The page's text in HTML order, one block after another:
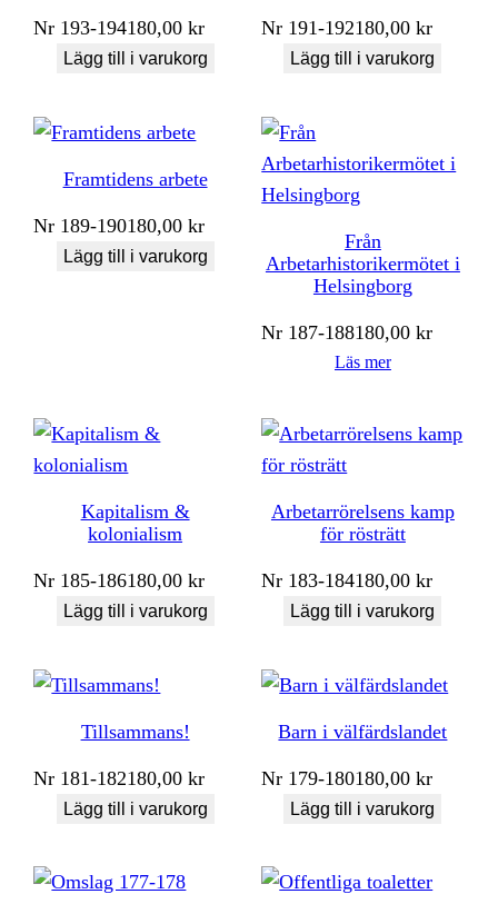
Nr 193-194180,00kr
Lägg till i varukorg
Nr 191-192180,00kr
Lägg till i varukorg
Framtidens arbete
Nr 189-190180,00kr
Lägg till i varukorg
Från
Arbetarhistorikermötet i
Helsingborg
Nr 187-188180,00kr
Läs mer
Kapitalism &
kolonialism
Nr 185-186180,00kr
Lägg till i varukorg
Arbetarrörelsens kamp
för rösträtt
Nr 183-184180,00kr
Lägg till i varukorg
Tillsammans!
Nr 181-182180,00kr
Lägg till i varukorg
Barn i välfärdslandet
Nr 179-180180,00kr
Lägg till i varukorg